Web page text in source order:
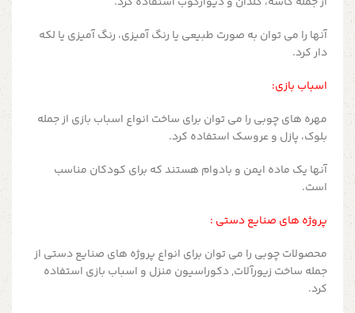
آنها را می توان به صورت طبیعی یا رنگ آمیزی، رنگ آمیزی یا لکه
دار کرد.
اسباب بازی:
مهره های چوبی را می توان برای ساخت انواع اسباب بازی از جمله
بلوک، پازل و عروسک استفاده کرد.
آنها یک ماده ایمن و بادوام هستند که برای کودکان مناسب
است.
پروژه های صنایع دستی :
محصولات چوبی را می توان برای انواع پروژه های صنایع دستی از
جمله ساخت زیورآلات, دکوراسیون منزل و اسباب بازی استفاده
کرد.